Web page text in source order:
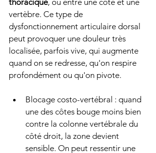
thoracique, ou entre une côte et une
vertèbre. Ce type de
dysfonctionnement articulaire dorsal
peut provoquer une douleur très
localisée, parfois vive, qui augmente
quand on se redresse, qu'on respire
profondément ou qu'on pivote.
Blocage costo-vertébral : quand
une des côtes bouge moins bien
contre la colonne vertébrale du
côté droit, la zone devient
sensible. On peut ressentir une